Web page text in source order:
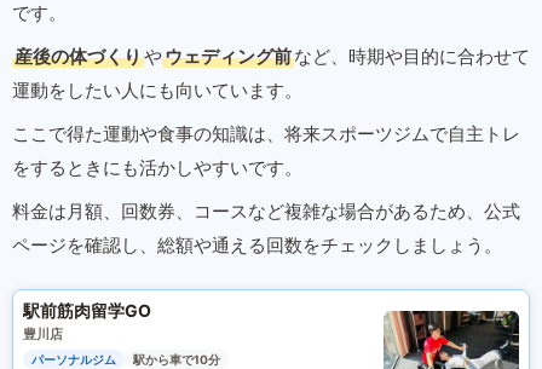
です。
産後の体づくりやウェディング前など、時期や目的に合わせて
運動をしたい人にも向いています。
ここで得た運動や食事の知識は、将来スポーツジムで自主トレ
をするときにも活かしやすいです。
料金は月額、回数券、コースなど複雑な場合があるため、公式
ページを確認し、総額や通える回数をチェックしましょう。
駅前筋肉留学GO
豊川店
パーソナルジム
駅から車で10分